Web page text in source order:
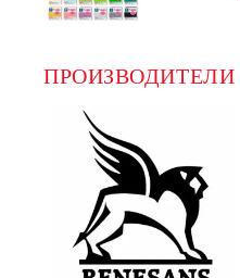
ПРОИЗВОДИТЕЛИ